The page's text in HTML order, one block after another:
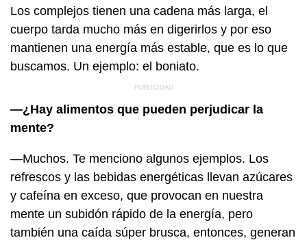
Los complejos tienen una cadena más larga, el
cuerpo tarda mucho más en digerirlos y por eso
mantienen una energía más estable, que es lo que
buscamos. Un ejemplo: el boniato.
—¿Hay alimentos que pueden perjudicar la
mente?
—Muchos. Te menciono algunos ejemplos. Los
refrescos y las bebidas energéticas llevan azúcares
y cafeína en exceso, que provocan en nuestra
mente un subidón rápido de la energía, pero
también una caída súper brusca, entonces, generan